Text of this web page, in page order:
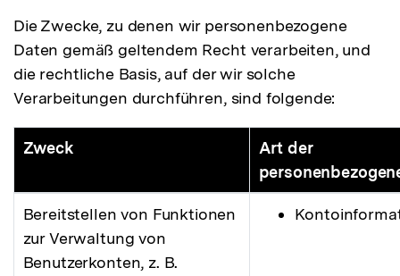
Die Zwecke, zu denen wir personenbezogene
Daten gemäß geltendem Recht verarbeiten, und
die rechtliche Basis, auf der wir solche
Verarbeitungen durchführen, sind folgende:
Zweck
Art der
Bereitstellen von Funktionen
zur Verwaltung von
Benutzerkonten, z. B.